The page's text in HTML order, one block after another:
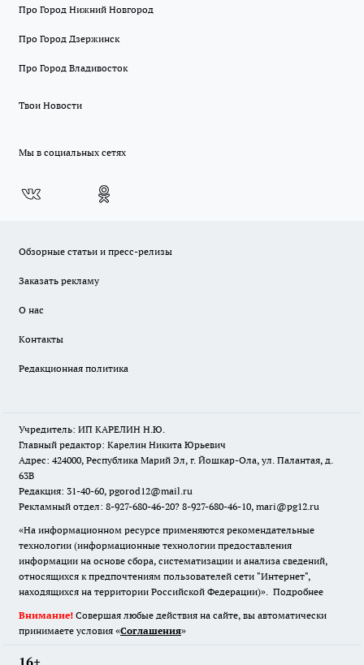
Про Город Нижний Новгород
Про Город Дзержинск
Про Город Владивосток
Твои Новости
Мы в социальных сетях
Обзорные статьи и пресс-релизы
Заказать рекламу
О нас
Контакты
Редакционная политика
Учредитель: ИП КАРЕЛИН Н.Ю.
Главный редактор: Карелин Никита Юрьевич
Адрес: 424000, Республика Марий Эл, г. Йошкар-Ола, ул. Палантая, д.
63В
Редакция: 31-40-60, pgorod12@mail.ru
Рекламный отдел: 8-927-680-46-20? 8-927-680-46-10, mari@pg12.ru
«На информационном ресурсе применяются рекомендательные
технологии (информационные технологии предоставления
информации на основе сбора, систематизации и анализа сведений,
относящихся к предпочтениям пользователей сети "Интернет",
находящихся на территории Российской Федерации)». Подробнее
Внимание! Совершая любые действия на сайте, вы автоматически
принимаете условия «Cоглашения»
16+